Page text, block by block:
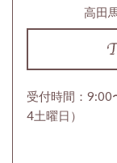
高田
受付時間：
4土曜日）